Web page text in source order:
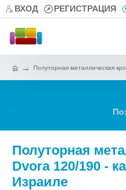
ВХОД РЕГИСТРАЦИЯ
Полуторная металлическая
Полуторная
Dvora 120/190 -
Израиле